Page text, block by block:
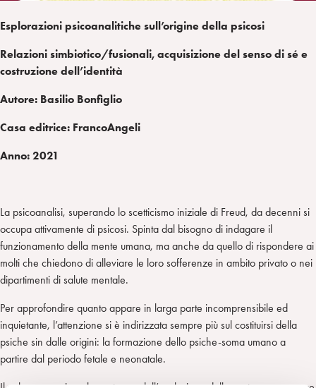
Esplorazioni psicoanalitiche sull’origine della psicosi
Relazioni simbiotico/fusionali, acquisizione del senso di sé e
costruzione dell’identità
Autore: Basilio Bonfiglio
Casa editrice: FrancoAngeli
Anno: 2021
La psicoanalisi, superando lo scetticismo iniziale di Freud, da decenni si
occupa attivamente di psicosi. Spinta dal bisogno di indagare il
funzionamento della mente umana, ma anche da quello di rispondere ai
molti che chiedono di alleviare le loro sofferenze in ambito privato o nei
dipartimenti di salute mentale.
Per approfondire quanto appare in larga parte incomprensibile ed
inquietante, l’attenzione si è indirizzata sempre più sul costituirsi della
psiche sin dalle origini: la formazione dello psiche-soma umano a
partire dal periodo fetale e neonatale.